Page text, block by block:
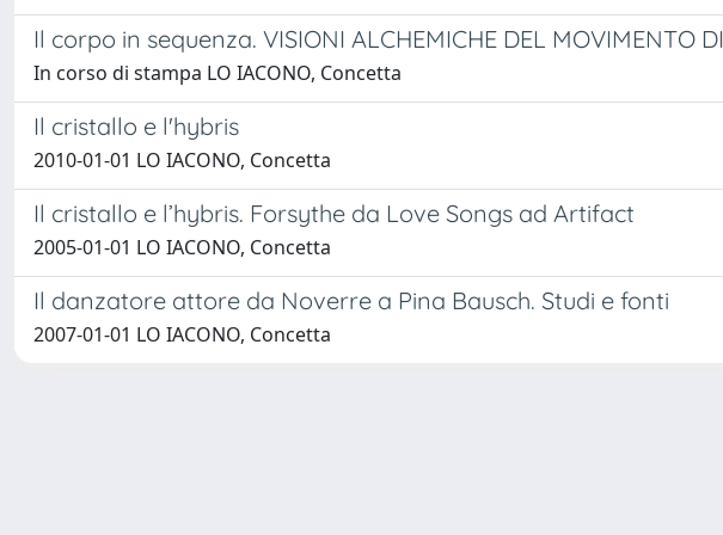
Il corpo in sequenza. VISIONI ALCHEMICHE DEL MOVIMENTO
In corso di stampa LO IACONO, Concetta
Il cristallo e l'hybris
2010-01-01 LO IACONO, Concetta
Il cristallo e l’hybris. Forsythe da Love Songs ad Artifact
2005-01-01 LO IACONO, Concetta
Il danzatore attore da Noverre a Pina Bausch. Studi e fonti
2007-01-01 LO IACONO, Concetta